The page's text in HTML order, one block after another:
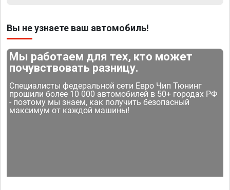
Вы не узнаете ваш автомобиль!
Мы работаем для тех, кто может
почувствовать разницу.
Специалисты федеральной сети Евро Чип Тюнинг
прошили более 10 000 автомобилей в 50+ городах РФ
- поэтому мы знаем, как получить безопасный
максимум от каждой машины!